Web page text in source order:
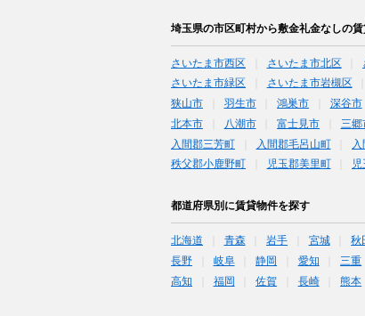
埼玉県の市区町村から敷金礼金なしの
さいたま市西区 さいたま市北区
さいたま市緑区
さいたま市岩槻区
狭山市
羽生市 鴻巣市 深谷市
北本市
八潮市 富士見市 三郷
入間郡三芳町
入間郡毛呂山町
秩父郡小鹿野町
児玉郡美里町 児
都道府県別に賃貸物件を探す
北海道 青森 岩手 宮城 秋
長野
岐阜 静岡 愛知 三重
高知
福岡 佐賀 長崎 熊本